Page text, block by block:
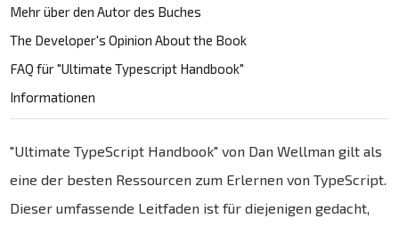
"Ultimate TypeScript Handbook" von Dan Wellman gilt als
eine der besten Ressourcen zum Erlernen von TypeScript.
Dieser umfassende Leitfaden ist für diejenigen gedacht,
Mehr über den Autor des Buches
The Developer's Opinion About the Book
FAQ für "Ultimate Typescript Handbook"
Informationen